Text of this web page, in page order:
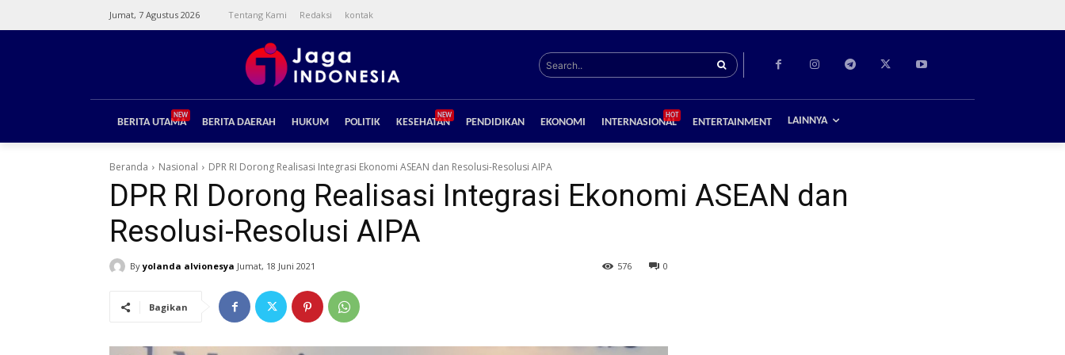
Jumat, 7 Agustus 2026 Tentang Kami Redaksi kontak
Search..
BERITA UTAMA
NEW
BERITA DAERAH HUKUM POLITIK KESEHATAN
NEW
PENDIDIKAN EKONOMI INTERNASIONAL
HOT
ENTERTAINMENT LAINNYA
Beranda Nasional DPR RI Dorong Realisasi Integrasi Ekonomi ASEAN dan Resolusi-Resolusi AIPA
DPR RI Dorong Realisasi Integrasi Ekonomi ASEAN dan
Resolusi-Resolusi AIPA
By yolanda alvionesya Jumat, 18 Juni 2021 0
576
Bagikan